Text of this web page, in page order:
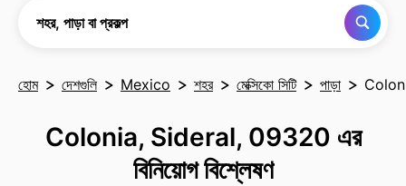
শহর, পাড়া বা প্রকল্প
হোম দেশগুলি Mexico শহর মেক্সিকো সিটি পাড়া
Colonia, Sideral, 09320 এর
বিনিয়োগ বিশ্লেষণ